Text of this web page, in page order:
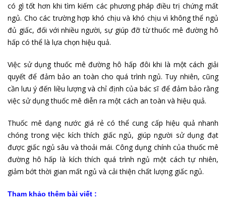
có gì tốt hơn khi tìm kiếm các phương pháp điều trị chứng mất
ngủ. Cho các trường hợp khó chịu và khó chịu vì không thể ngủ
đủ giấc, đối với nhiều người, sự giúp đỡ từ thuốc mê đường hô
hấp có thể là lựa chọn hiệu quả.
Việc sử dụng thuốc mê đường hô hấp đôi khi là một cách giải
quyết để đảm bảo an toàn cho quá trình ngủ. Tuy nhiên, cũng
cần lưu ý đến liều lượng và chỉ định của bác sĩ để đảm bảo rằng
việc sử dụng thuốc mê diễn ra một cách an toàn và hiệu quả.
Thuốc mê dạng nước giá rẻ có thể cung cấp hiệu quả nhanh
chóng trong việc kích thích giấc ngủ, giúp người sử dụng đạt
được giấc ngủ sâu và thoải mái. Công dụng chính của thuốc mê
đường hô hấp là kích thích quá trình ngủ một cách tự nhiên,
giảm bớt thời gian mất ngủ và cải thiện chất lượng giấc ngủ.
Tham khảo thêm bài viết :